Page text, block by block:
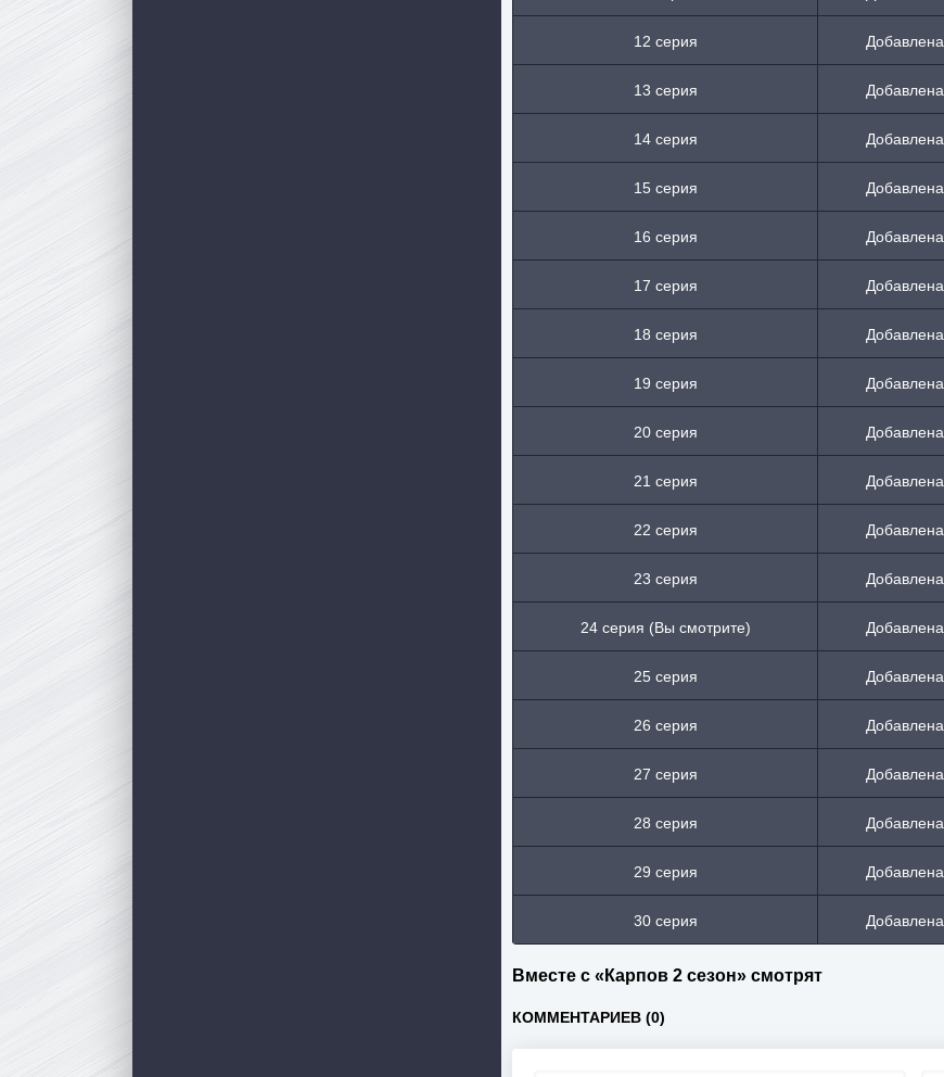
12 серия Добавлена
13 серия Добавлена
14 серия Добавлена
15 серия Добавлена
16 серия Добавлена
17 серия Добавлена
18 серия Добавлена
19 серия Добавлена
20 серия Добавлена
21 серия Добавлена
22 серия Добавлена
23 серия Добавлена
24 серия (Вы смотрите) Добавлена
25 серия Добавлена
26 серия Добавлена
27 серия Добавлена
28 серия Добавлена
29 серия Добавлена
30 серия Добавлена
Вместе с «Карпов 2 сезон» смотрят
КОММЕНТАРИЕВ (0)